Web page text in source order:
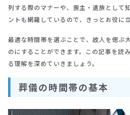
列する際のマナーや、喪主・遺族として
ントも網羅しているので、きっとお役に
最適な時間帯を選ぶことで、故人を偲ぶ
のにすることができます。この記事を読
る理解を深めていきましょう。
葬儀の時間帯の基本